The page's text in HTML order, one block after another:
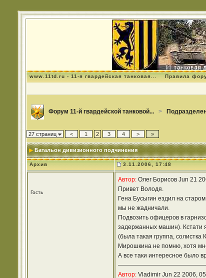
www.11td.ru - 11-я гвардейская танковая... Правила
Форум 11-й гвардейской танковой... >
27 страниц < 1 2 3 4 > »
Батальон дивизионного подчинения
Архив 3.11.2006, 17:48
Гость
Автор:Олег Борисов Jun 21
Привет Володя.
Гена Бусыгин ездил на
мы не жадничали.
Подвозить офицеров в
задержанных машин). Кстати
(была такая группа,
Мирошкина не помню, хотя
А все таки интересное было
Автор:Vladimir Jun 22 2006,